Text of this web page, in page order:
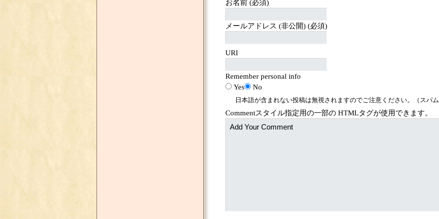
お名前 (必須)
メールアドレス (非公開) (必須)
URI
Remember personal info
Yes
No
日本語が含まれない投稿は無視されますのでご注意ください。（スパ
Commentスタイル指定用の一部の HTMLタグが使用できます。